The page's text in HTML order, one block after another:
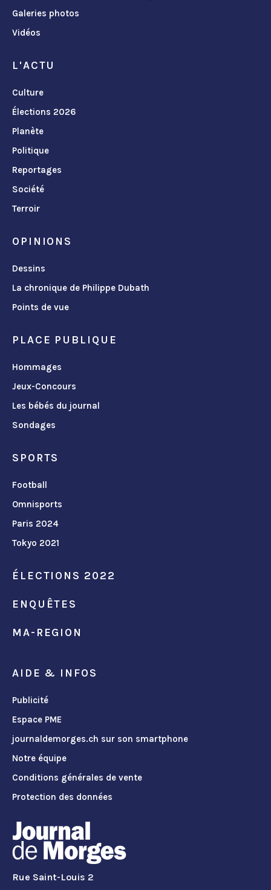
Galeries photos
Vidéos
L'ACTU
Culture
Élections 2026
Planète
Politique
Reportages
Société
Terroir
OPINIONS
Dessins
La chronique de Philippe Dubath
Points de vue
PLACE PUBLIQUE
Hommages
Jeux-Concours
Les bébés du journal
Sondages
SPORTS
Football
Omnisports
Paris 2024
Tokyo 2021
ÉLECTIONS 2022
ENQUÊTES
MA-REGION
AIDE & INFOS
Publicité
Espace PME
journaldemorges.ch sur son smartphone
Notre équipe
Conditions générales de vente
Protection des données
Rue Saint-Louis 2